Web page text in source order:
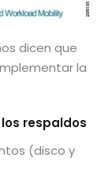
dicen que
la
respaldos
(disco y